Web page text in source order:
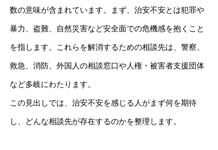
数の意味が含まれています。まず、治安不安とは犯罪や
暴力、盗難、自然災害など安全面での危機感を抱くこと
を指します。これらを解消するための相談先は、警察、
救急、消防、外国人の相談窓口や人権・被害者支援団体
など多岐にわたります。
この見出しでは、治安不安を感じる人がまず何を期待
し、どんな相談先が存在するのかを整理します。